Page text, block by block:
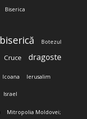
Biserica
biserică Botezul
Cruce dragoste
Icoana Ierusalim
Israel
Mitropolia Moldovei;